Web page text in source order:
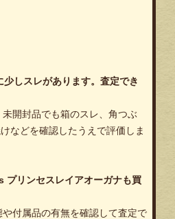
しスレがあります。査定でき
開封品でも箱のスレ、角つぶ
などを確認したうえで評価しま
プリンセスレイアオーガナも買
付属品の有無を確認して査定で